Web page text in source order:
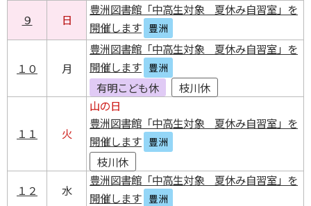
９ 日
豊洲図書館「中高生対象 夏休み自習室」を
開催します 豊洲
１０ 月
豊洲図書館「中高生対象 夏休み自習室」を
開催します 豊洲
有明こども休 枝川休
１１ 火
山の日
豊洲図書館「中高生対象 夏休み自習室」を
開催します 豊洲
枝川休
１２
水
豊洲図書館「中高生対象 夏休み自習室」を
開催します 豊洲